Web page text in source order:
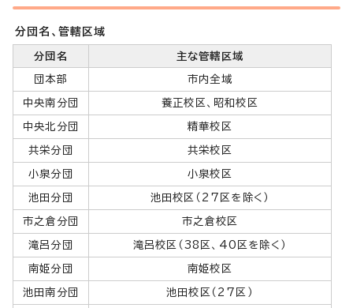
分団名、管轄区域
分団名 主な管轄区域
団本部 市内全域
中央南分団 養正校区、昭和校区
中央北分団 精華校区
共栄分団 共栄校区
小泉分団 小泉校区
池田分団 池田校区（27区を除く）
市之倉分団 市之倉校区
滝呂分団 滝呂校区（38区、40区を除く）
南姫分団 南姫校区
池田南分団 池田校区（27区）